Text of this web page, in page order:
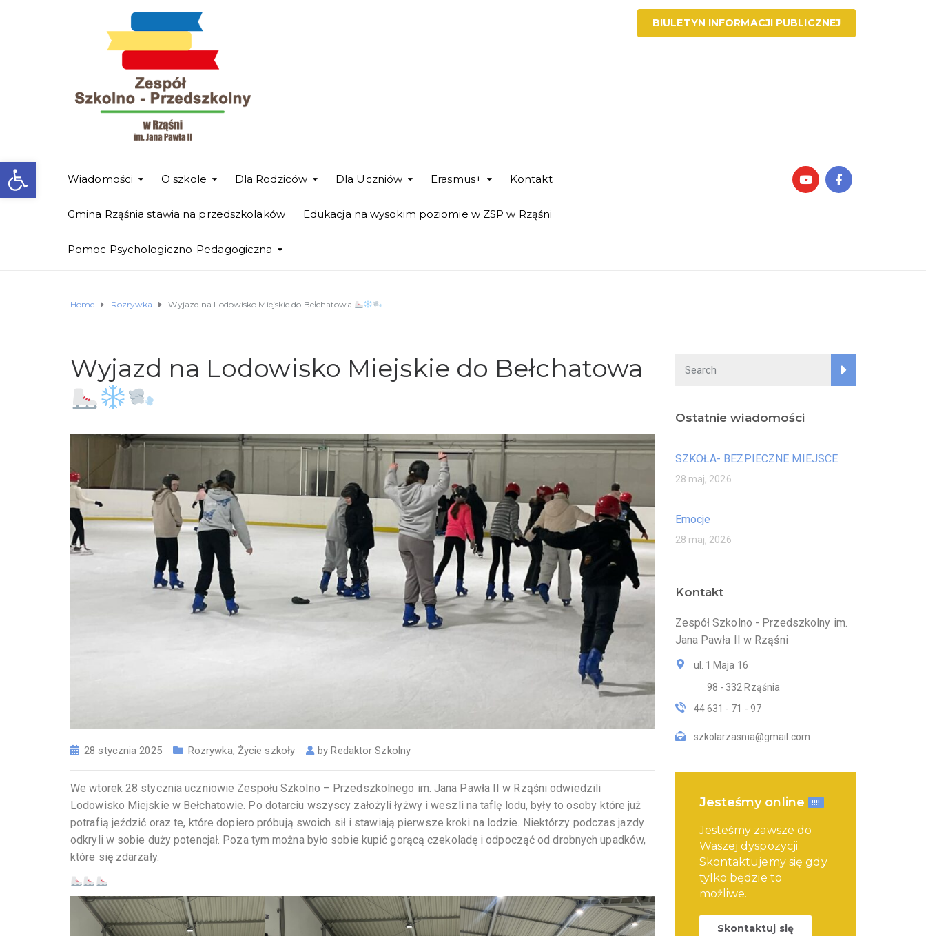
Otwórz pasek narzędzi
BIULETYN INFORMACJI PUBLICZNEJ
Wiadomości O szkole Dla Rodziców Dla Uczniów Erasmus+ Kontakt
Gmina Rząśnia stawia na przedszkolaków Edukacja na wysokim poziomie w ZSP w Rząśni
Pomoc Psychologiczno-Pedagogiczna
Home Rozrywka Wyjazd na Lodowisko Miejskie do Bełchatowa
Wyjazd na Lodowisko Miejskie do Bełchatowa
28 stycznia 2025 Rozrywka, Życie szkoły byRedaktor Szkolny
We wtorek 28 stycznia uczniowie Zespołu Szkolno – Przedszkolnego im. Jana Pawła II w Rząśni odwiedzili
Lodowisko Miejskie w Bełchatowie. Po dotarciu wszyscy założyli łyżwy i weszli na taflę lodu, były to osoby które już
potrafią jeździć oraz te, które dopiero próbują swoich sił i stawiają pierwsze kroki na lodzie. Niektórzy podczas jazdy
odkryli w sobie duży potencjał. Poza tym można było sobie kupić gorącą czekoladę i odpocząć od drobnych upadków,
które się zdarzały.
Ostatnie wiadomości
SZKOŁA- BEZPIECZNE MIEJSCE
28 maj, 2026
Emocje
28 maj, 2026
Kontakt
Zespół Szkolno - Przedszkolny im.
Jana Pawła II w Rząśni
ul. 1 Maja 16
98 - 332 Rząśnia
44 631 - 71 - 97
szkolarzasnia@gmail.com
Jesteśmy online !!!!
Jesteśmy zawsze do
Waszej dyspozycji.
Skontaktujemy się gdy
tylko będzie to
możliwe.
Skontaktuj się